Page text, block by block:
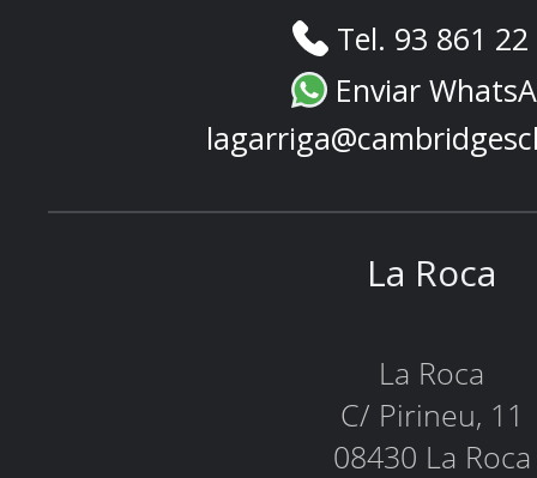
Tel. 93 861
Enviar
La Roca
La Roca
C/ Pirineu, 11
08430 La Roca